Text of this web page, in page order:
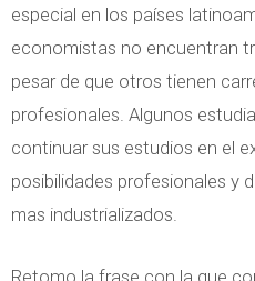
especial en los países
economistas no encuentran
pesar de que otros tienen
profesionales. Algunos
continuar sus estudios en el
posibilidades profesionales y
mas industrializados.
Retomo la frase con la que